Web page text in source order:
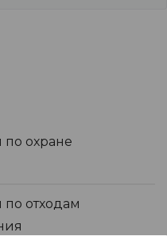
по охране
по отходам